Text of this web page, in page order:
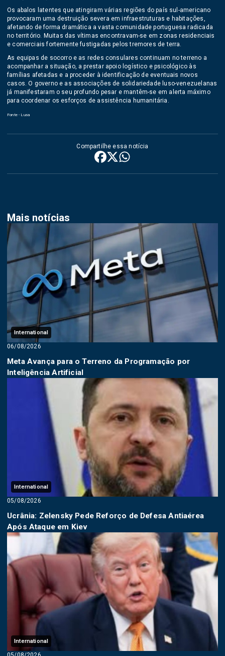
Os abalos latentes que atingiram várias regiões do país sul-americano
provocaram uma destruição severa em infraestruturas e habitações,
afetando de forma dramática a vasta comunidade portuguesa radicada
no território. Muitas das vítimas encontravam-se em zonas residenciais
e comerciais fortemente fustigadas pelos tremores de terra.
As equipas de socorro e as redes consulares continuam no terreno a
acompanhar a situação, a prestar apoio logístico e psicológico às
famílias afetadas e a proceder à identificação de eventuais novos
casos. O governo e as associações de solidariedade luso-venezuelanas
já manifestaram o seu profundo pesar e mantêm-se em alerta máximo
para coordenar os esforços de assistência humanitária.
Fonte - Lusa
Compartilhe essa notícia
Mais notícias
International
06/08/2026
Meta Avança para o Terreno da Programação por
Inteligência Artificial
International
05/08/2026
Ucrânia: Zelensky Pede Reforço de Defesa Antiaérea
Após Ataque em Kiev
International